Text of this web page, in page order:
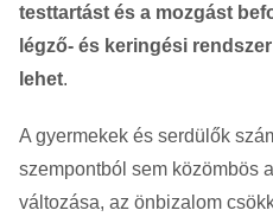
testtartást és a mozgást
légző- és keringési
lehet.
A gyermekek és serdülők
szempontból sem közömbös
változása, az önbizalom